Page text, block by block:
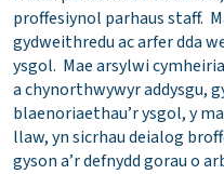
proffesiynol parhaus staff.
gydweithredu ac arfer dda
ysgol. Mae arsylwi
a chynorthwywyr addysgu,
blaenoriaethau’r ysgol, y
llaw, yn sicrhau deialog
gyson a’r defnydd gorau o